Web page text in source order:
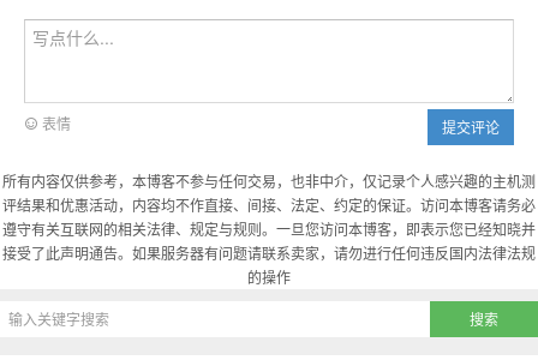
提交评论
表情
所有内容仅供参考，本博客不参与任何交易，也非中介，仅记录个人感兴趣的主机测
评结果和优惠活动，内容均不作直接、间接、法定、约定的保证。访问本博客请务必
遵守有关互联网的相关法律、规定与规则。一旦您访问本博客，即表示您已经知晓并
接受了此声明通告。如果服务器有问题请联系卖家，请勿进行任何违反国内法律法规
的操作